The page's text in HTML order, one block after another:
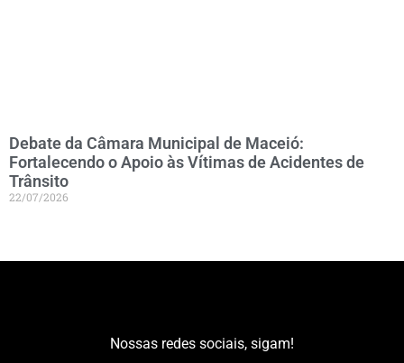
Debate da Câmara Municipal de Maceió:
Fortalecendo o Apoio às Vítimas de Acidentes de
Trânsito
22/07/2026
Nossas redes sociais, sigam!